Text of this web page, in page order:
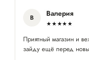
В Валерия
★★★★★
Приятный магазин и
зайду ещё перед